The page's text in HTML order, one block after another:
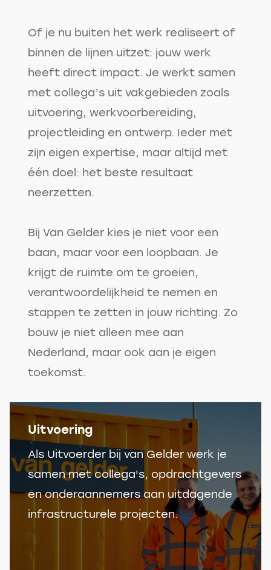
Of je nu buiten het werk realiseert of
binnen de lijnen uitzet: jouw werk
heeft direct impact. Je werkt samen
met collega’s uit vakgebieden zoals
uitvoering, werkvoorbereiding,
projectleiding en ontwerp. Ieder met
zijn eigen expertise, maar altijd met
één doel: het beste resultaat
neerzetten.
Bij Van Gelder kies je niet voor een
baan, maar voor een loopbaan. Je
krijgt de ruimte om te groeien,
verantwoordelijkheid te nemen en
stappen te zetten in jouw richting. Zo
bouw je niet alleen mee aan
Nederland, maar ook aan je eigen
toekomst.
Uitvoering
Als Uitvoerder bij van Gelder werk je
samen met collega's, opdrachtgevers
en onderaannemers aan uitdagende
infrastructurele projecten.